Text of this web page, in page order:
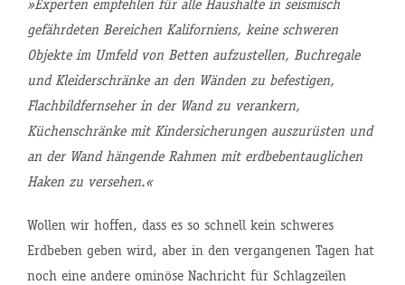
»Experten empfehlen für alle Haushalte in seismisch
gefährdeten Bereichen Kaliforniens, keine schweren
Objekte im Umfeld von Betten aufzustellen, Buchregale
und Kleiderschränke an den Wänden zu befestigen,
Flachbildfernseher in der Wand zu verankern,
Küchenschränke mit Kindersicherungen auszurüsten und
an der Wand hängende Rahmen mit erdbebentauglichen
Haken zu versehen.«
Wollen wir hoffen, dass es so schnell kein schweres
Erdbeben geben wird, aber in den vergangenen Tagen hat
noch eine andere ominöse Nachricht für Schlagzeilen